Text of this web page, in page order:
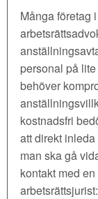
Många företag
personal på
behöver
kostnadsfri
att direkt
man ska gå
kontakt med en
arbetsrättsjurist: